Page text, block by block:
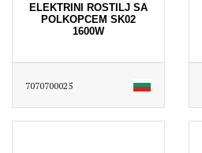
ELEKTRINI ROSTILJ SA
POLKOPCEM SK02
1600W
7070700025